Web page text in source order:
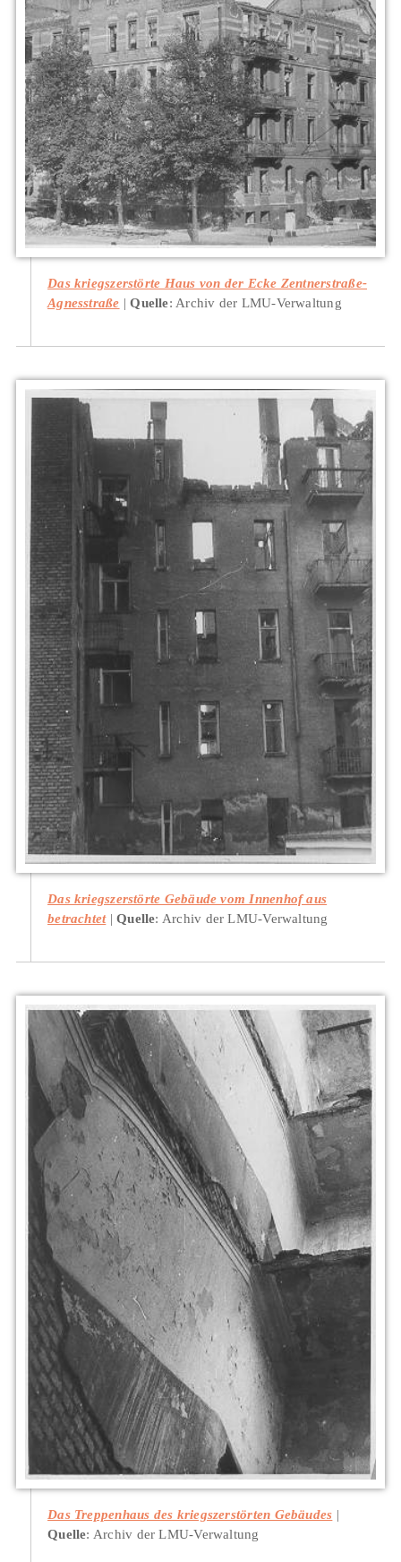
Das kriegszerstörte Haus von der Ecke Zentnerstraße-
Agnesstraße
Quelle: Archiv der LMU-Verwaltung
Das kriegszerstörte Gebäude vom Innenhof aus
betrachtet
Quelle: Archiv der LMU-Verwaltung
Das Treppenhaus des kriegszerstörten Gebäudes
Quelle: Archiv der LMU-Verwaltung